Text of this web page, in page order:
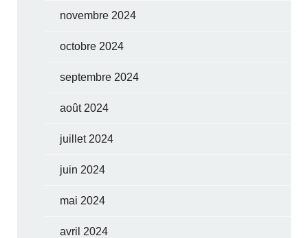
novembre 2024
octobre 2024
septembre 2024
août 2024
juillet 2024
juin 2024
mai 2024
avril 2024